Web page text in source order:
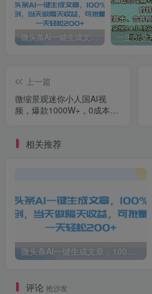
上一篇
微缩景观迷你小人国AI视
频，爆款1000W+，0成本制
相关推荐
评论 抢沙发